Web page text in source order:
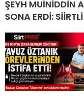
ŞEYH MUİNİDDİN
SONA ERDİ: